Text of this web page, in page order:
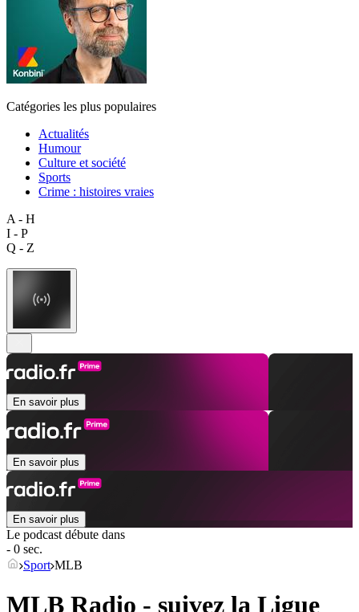
Catégories les plus populaires
Actualités
Humour
Culture et société
Sports
Crime : histoires vraies
A - H
I - P
Q - Z
En savoir plus
En savoir plus
En savoir plus
Le podcast débute dans
- 0 sec.
Sport MLB
MLB Radio - suivez la Ligue